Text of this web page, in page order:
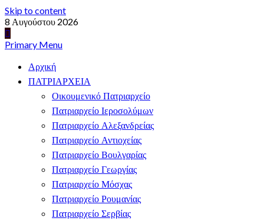
Skip to content
8 Αυγούστου 2026
Primary Menu
Αρχική
ΠΑΤΡΙΑΡΧΕΙΑ
Οικουμενικό Πατριαρχείο
Πατριαρχείο Ιεροσολύμων
Πατριαρχείο Αλεξανδρείας
Πατριαρχείο Αντιοχείας
Πατριαρχείο Βουλγαρίας
Πατριαρχείο Γεωργίας
Πατριαρχείο Μόσχας
Πατριαρχείο Ρουμανίας
Πατριαρχείο Σερβίας